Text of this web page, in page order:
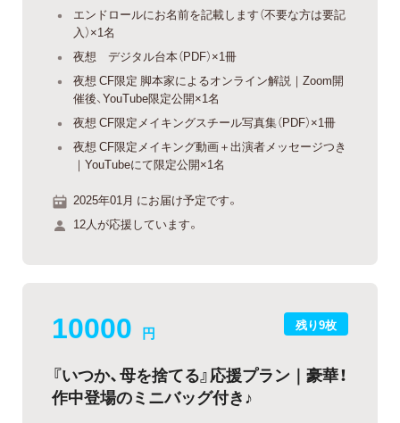
エンドロールにお名前を記載します（不要な方は要記
入）×1名
夜想 デジタル台本（PDF）×1冊
夜想 CF限定 脚本家によるオンライン解説｜Zoom開
催後、YouTube限定公開×1名
夜想 CF限定メイキングスチール写真集（PDF）×1冊
夜想 CF限定メイキング動画＋出演者メッセージつき
｜YouTubeにて限定公開×1名
2025年01月 にお届け予定です。
12人が応援しています。
残り9枚
10000 円
『いつか、母を捨てる』応援プラン｜豪華！
作中登場のミニバッグ付き♪